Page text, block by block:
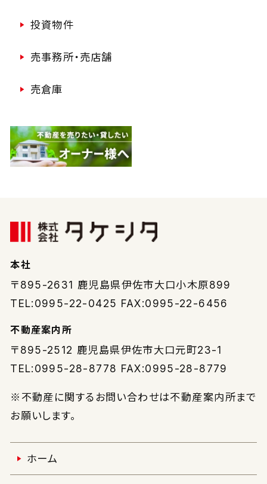
投資物件
売事務所・売店舗
売倉庫
本社
〒895-2631 鹿児島県伊佐市大口小木原899
TEL:0995-22-0425 FAX:0995-22-6456
不動産案内所
〒895-2512 鹿児島県伊佐市大口元町23-1
TEL:0995-28-8778 FAX:0995-28-8779
※不動産に関するお問い合わせは不動産案内所まで
お願いします。
ホーム